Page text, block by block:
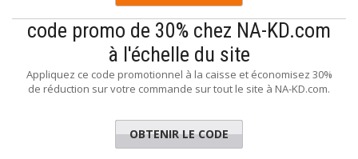
code promo de 30% chez NA-KD.com
à l'échelle du site
Appliquez ce code promotionnel à la caisse et économisez 30%
de réduction sur votre commande sur tout le site à NA-KD.com.
HAYASIN
OBTENIR LE CODE